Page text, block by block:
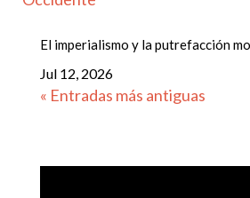
El imperialismo y la putrefacción
Jul 12, 2026
« Entradas más antiguas